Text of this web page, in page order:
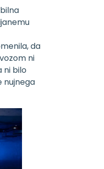
da
ni
ni bilo
nujnega